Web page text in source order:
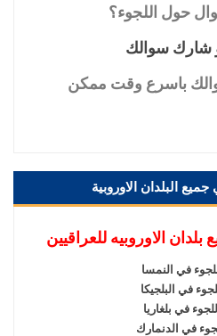
حول اللجوء؟
شارك سوالك
باسرع وقت ممكن
البلدان الاوروبية
الاوروبيه للعراقيين
في النمسا
في البلجيكا
في بلغاريا
في الدنمارك